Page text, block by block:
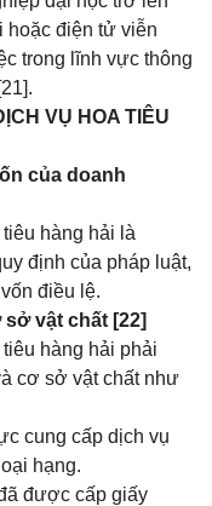
hoặc điện tử viễn
trong lĩnh vực thông
[21].
VỤ HOA TIÊU
của doanh
hàng hải là
định của pháp luật,
điều lệ.
vật chất [22]
hàng hải phải
cơ sở vật chất như
cung cấp dịch vụ
hạng.
được cấp giấy